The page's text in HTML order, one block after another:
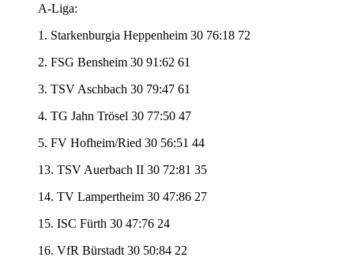
A-Liga:
1. Starkenburgia Heppenheim 30 76:18 72
2. FSG Bensheim 30 91:62 61
3. TSV Aschbach 30 79:47 61
4. TG Jahn Trösel 30 77:50 47
5. FV Hofheim/Ried 30 56:51 44
13. TSV Auerbach II 30 72:81 35
14. TV Lampertheim 30 47:86 27
15. ISC Fürth 30 47:76 24
16. VfR Bürstadt 30 50:84 22